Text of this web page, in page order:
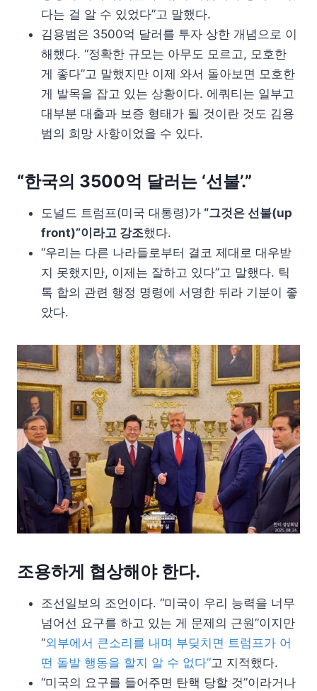
다는 걸 알 수 있었다”고 말했다.
김용범은 3500억 달러를 투자 상한 개념으로 이
해했다. “정확한 규모는 아무도 모르고, 모호한
게 좋다”고 말했지만 이제 와서 돌아보면 모호한
게 발목을 잡고 있는 상황이다. 에쿼티는 일부고
대부분 대출과 보증 형태가 될 것이란 것도 김용
범의 희망 사항이었을 수 있다.
“한국의 3500억 달러는 ‘선불’.”
도널드 트럼프(미국 대통령)가 “그것은 선불(up
front)”이라고 강조했다.
“우리는 다른 나라들로부터 결코 제대로 대우받
지 못했지만, 이제는 잘하고 있다”고 말했다. 틱
톡 합의 관련 행정 명령에 서명한 뒤라 기분이 좋
았다.
조용하게 협상해야 한다.
조선일보의 조언이다. “미국이 우리 능력을 너무
넘어선 요구를 하고 있는 게 문제의 근원”이지만
“외부에서 큰소리를 내며 부딪치면 트럼프가 어
떤 돌발 행동을 할지 알 수 없다”고 지적했다.
“미국의 요구를 들어주면 탄핵 당할 것”이라거나